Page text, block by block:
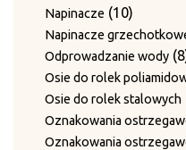
produktów
Napinacze 1010
Napinacze
Odprowadzanie wody 8
Osie do rolek
Osie do rolek stalowych
Oznakowania
Oznakowania